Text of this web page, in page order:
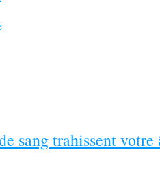
sang trahissent votre